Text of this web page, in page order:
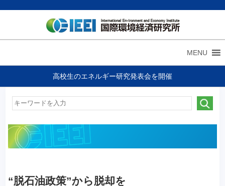
MENU
高校生のエネルギー研究発表会を開催
“脱石油政策”から脱却を